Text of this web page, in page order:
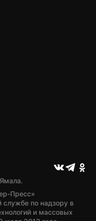
Пресс»
службе по надзору в
и массовых